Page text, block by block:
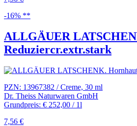
-16% **
ALLGÄUER
Reduziercr.extr.stark
PZN: 13967382 / Creme, 30 ml
Dr. Theiss Naturwaren GmbH
Grundpreis: € 252,00 / 1l
7,56 €